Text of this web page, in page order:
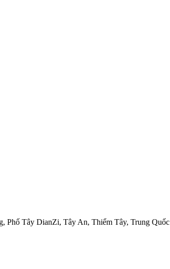
Phố Tây DianZi, Tây An, Thiểm Tây, Trung Quốc